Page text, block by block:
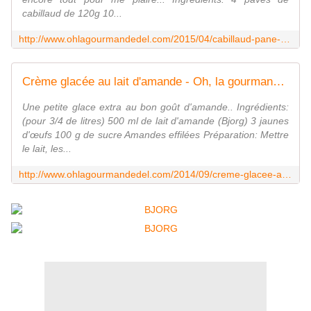
cabillaud de 120g 10...
Crème glacée au lait d'amande - Oh, la gourmande..
Une petite glace extra au bon goût d'amande.. Ingrédients:
(pour 3/4 de litres) 500 ml de lait d'amande (Bjorg) 3 jaunes
d'œufs 100 g de sucre Amandes effilées Préparation: Mettre
le lait, les...